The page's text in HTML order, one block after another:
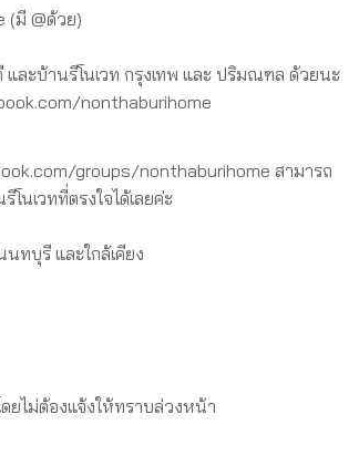
(มี @ด้วย)
ละบ้านรีโนเวท กรุงเทพ และ ปริมณฑล ด้วยนะ
nonthaburihome
groups/nonthaburihome สามารถ
นเวทที่ตรงใจได้เลยค่ะ
ทบุรี และใกล้เคียง
ยไม่ต้องแจ้งให้ทราบล่วงหน้า